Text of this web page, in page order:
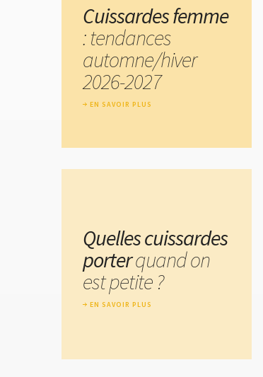
Cuissardes femme
: tendances
automne/hiver
2026-2027
EN SAVOIR PLUS
Quelles cuissardes
porterquand on
est petite ?
EN SAVOIR PLUS